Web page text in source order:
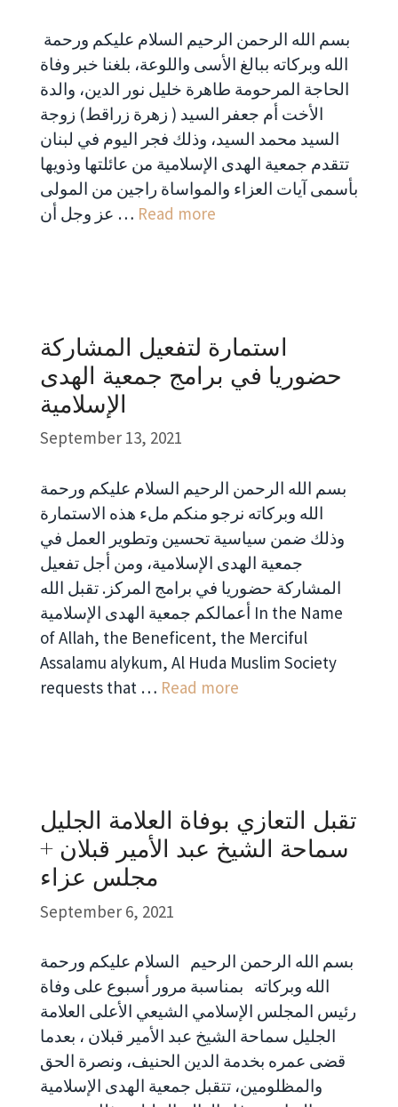
الله وبركاته ببالغ الأسى واللوعة، بلغنا خبر وفاة
الحاجة المرحومة طاهرة خليل نور الدين، والدة
الأخت أم جعفر السيد ( زهرة زراقط) زوجة
السيد محمد السيد، وذلك فجر اليوم في لبنان
تتقدم جمعية الهدى الإسلامية من عائلتها وذويها
بأسمى آيات العزاء والمواساة راجين من المولى
عز وجل أن … Read more
استمارة لتفعيل المشاركة
حضوريا في برامج جمعية الهدى
الإسلامية
September 13, 2021
بسم الله الرحمن الرحيم السلام عليكم ورحمة
الله وبركاته نرجو منكم ملء هذه الاستمارة
وذلك ضمن سياسية تحسين وتطوير العمل في
جمعية الهدى الإسلامية، ومن أجل تفعيل
المشاركة حضوريا في برامج المركز. تقبل الله
أعمالكم جمعية الهدى الإسلامية In the Name
of Allah, the Beneficent, the Merciful
Assalamu alykum, Al Huda Muslim Society
requests that … Read more
تقبل التعازي بوفاة العلامة الجليل
سماحة الشيخ عبد الأمير قبلان +
مجلس عزاء
September 6, 2021
بسم الله الرحمن الرحيم السلام عليكم ورحمة
الله وبركاته بمناسبة مرور أسبوع على وفاة
رئيس المجلس الإسلامي الشيعي الأعلى العلامة
الجليل سماحة الشيخ عبد الأمير قبلان ، بعدما
قضى عمره بخدمة الدين الحنيف، ونصرة الحق
والمظلومين، تتقبل جمعية الهدى الإسلامية